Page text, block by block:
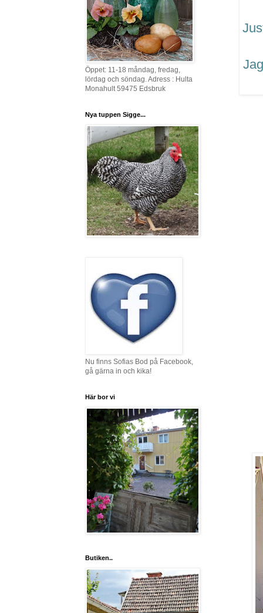
Öppet: 11-18 måndag, fredag,
lördag och söndag. Adress : Hulta
Monahult 59475 Edsbruk
Nya tuppen Sigge...
Nu finns Sofias Bod på Facebook,
gå gärna in och kika!
Här bor vi
Butiken..